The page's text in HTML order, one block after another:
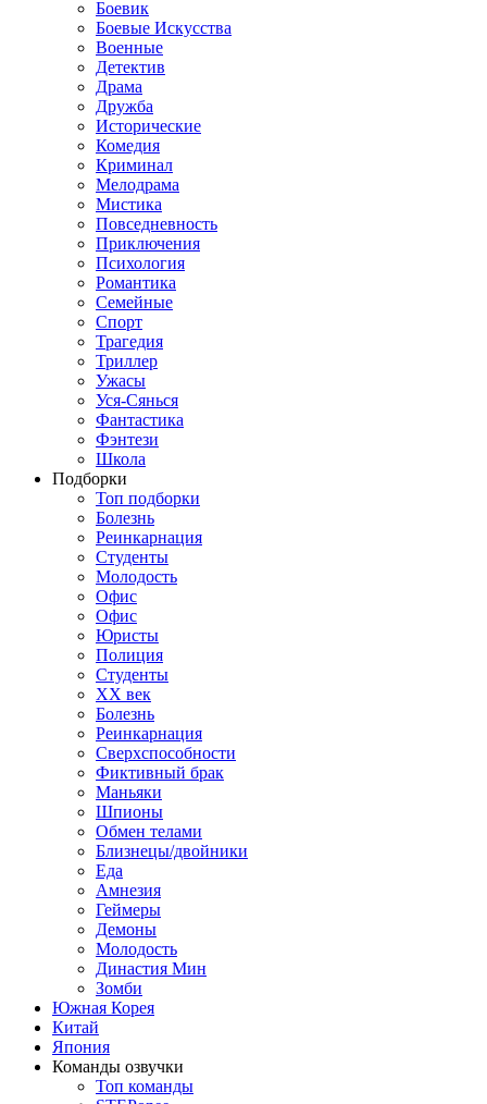
Боевик
Боевые Искусства
Военные
Детектив
Драма
Дружба
Исторические
Комедия
Криминал
Мелодрама
Мистика
Повседневность
Приключения
Психология
Романтика
Семейные
Спорт
Трагедия
Триллер
Ужасы
Уся-Сянься
Фантастика
Фэнтези
Школа
Подборки
Топ подборки
Болезнь
Реинкарнация
Студенты
Молодость
Офис
Офис
Юристы
Полиция
Студенты
ХХ век
Болезнь
Реинкарнация
Сверхспособности
Фиктивный брак
Маньяки
Шпионы
Обмен телами
Близнецы/двойники
Еда
Амнезия
Геймеры
Демоны
Молодость
Династия Мин
Зомби
Южная Корея
Китай
Япония
Команды озвучки
Топ команды